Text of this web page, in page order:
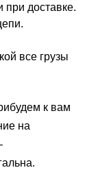
при доставке.
все грузы
к вам
на